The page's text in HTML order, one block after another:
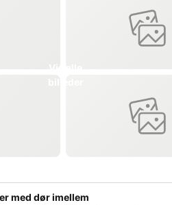
med dør imellem